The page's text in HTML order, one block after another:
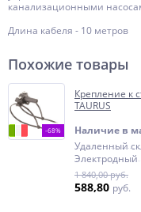
канализационными
Длина кабеля - 10 метров
Похожие товары
-68%
Крепление к
TAURUS
Наличие в
Удаленный
Электродный
1 840,00 руб.
588,80 руб.